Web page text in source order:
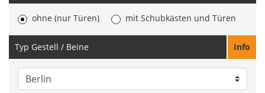
ohne (nur Türen) mit Schubkästen und Türen
Typ Gestell / Beine Info